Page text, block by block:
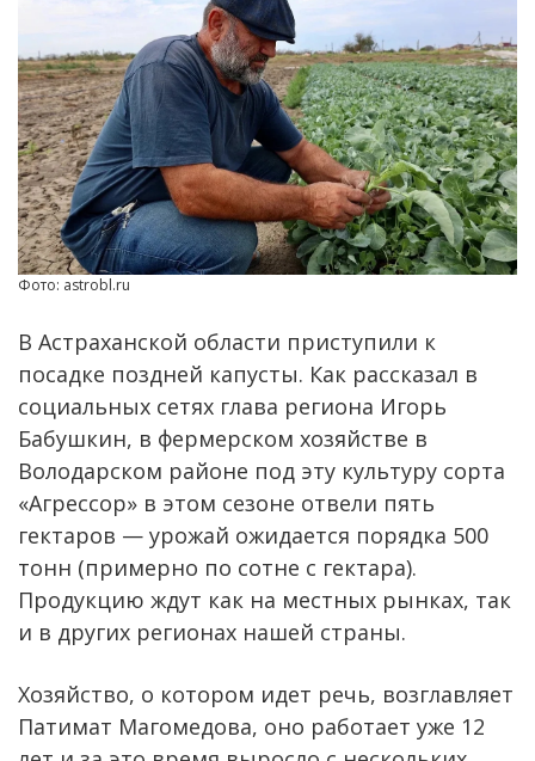
Фото: astrobl.ru
В Астраханской области приступили к
посадке поздней капусты. Как рассказал в
социальных сетях глава региона Игорь
Бабушкин, в фермерском хозяйстве в
Володарском районе под эту культуру сорта
«Агрессор» в этом сезоне отвели пять
гектаров — урожай ожидается порядка 500
тонн (примерно по сотне с гектара).
Продукцию ждут как на местных рынках, так
и в других регионах нашей страны.
Хозяйство, о котором идет речь, возглавляет
Патимат Магомедова, оно работает уже 12